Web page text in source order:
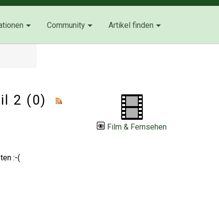
Community Artikel finden
Film & Fernsehen
2 (0)
:-(